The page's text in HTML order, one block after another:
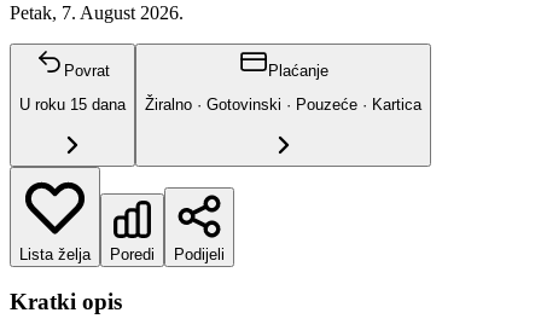
Petak, 7. August 2026.
Povrat
U roku 15 dana
Plaćanje
Žiralno · Gotovinski · Pouzeće · Kartica
Lista želja Poredi Podijeli
Kratki opis